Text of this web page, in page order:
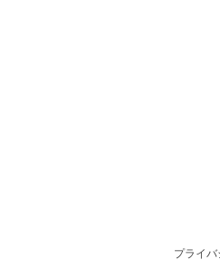
プライ